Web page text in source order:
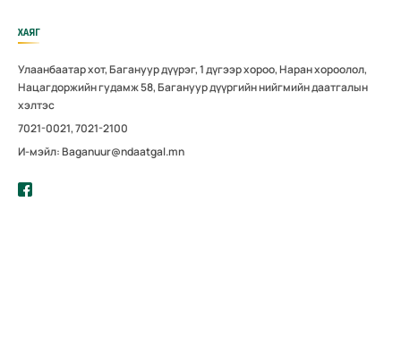
ХАЯГ
Улаанбаатар хот, Багануур дүүрэг, 1 дүгээр хороо, Наран хороолол,
Нацагдоржийн гудамж 58, Багануур дүүргийн нийгмийн даатгалын
хэлтэс
7021-0021, 7021-2100
И-мэйл: Baganuur@ndaatgal.mn